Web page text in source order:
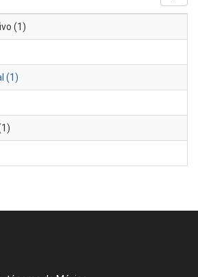
(1)
(1)